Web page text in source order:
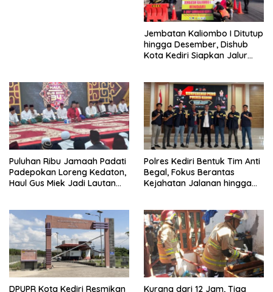
Jembatan Kaliombo I Ditutup
hingga Desember, Dishub
Kota Kediri Siapkan Jalur
Puluhan Ribu Jamaah Padati
Padepokan Loreng Kedaton,
Haul Gus Miek Jadi Lautan
Polres Kediri Bentuk Tim Anti
Begal, Fokus Berantas
Kejahatan Jalanan hingga
DPUPR Kota Kediri Resmikan Kurang dari 12 Jam, Tiga